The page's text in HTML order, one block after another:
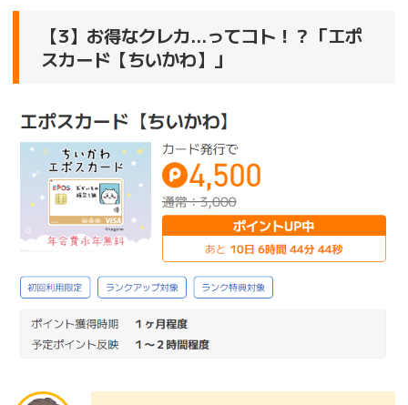
【3】お得なクレカ…ってコト！？「エポ
スカード【ちいかわ】」